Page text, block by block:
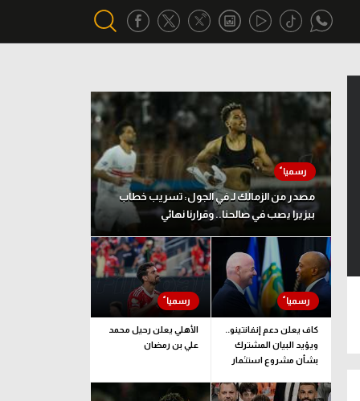
أقسام خاصة
Gamers
ميركاتو
تحقيق في الجول
تقرير في الجول
تحليل في الجول
حكايات في الجول
كويز في الجول
فيديو في الجول
مصدر من الزمالك لـ في الجول: تسريب خطاب
بيزيرا يصب في صالحنا.. وقرارنا نهائي
كاف يعلن دعم إنفانتينو..
ويؤيد البيان المشترك
بشأن مشروع استثمار
الأهلي يعلن رحيل محمد
علي بن رمضان